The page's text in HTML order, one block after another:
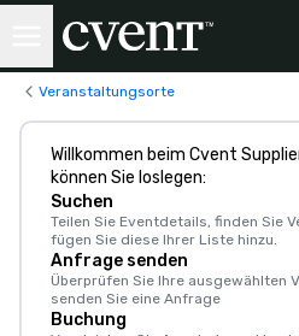
Veranstaltungsorte
Willkommen beim Cvent
können Sie loslegen:
Suchen
Teilen Sie Eventdetails, finden Sie
fügen Sie diese Ihrer Liste hinzu.
Anfrage senden
Überprüfen Sie Ihre ausgewählten
senden Sie eine Anfrage
Buchung